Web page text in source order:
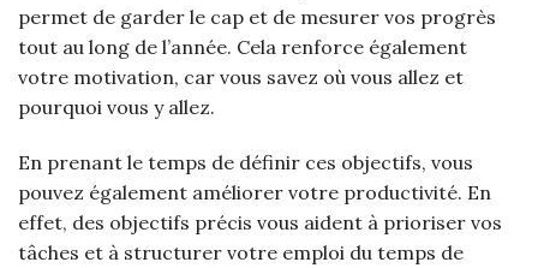
permet de garder le cap et de mesurer vos progrès
tout au long de l’année. Cela renforce également
votre motivation, car vous savez où vous allez et
pourquoi vous y allez.
En prenant le temps de définir ces objectifs, vous
pouvez également améliorer votre productivité. En
effet, des objectifs précis vous aident à prioriser vos
tâches et à structurer votre emploi du temps de